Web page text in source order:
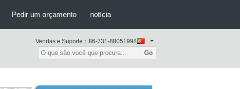
Pedir um orçamento notícia
Vendas e Suporte： 86-731-88051998
Go